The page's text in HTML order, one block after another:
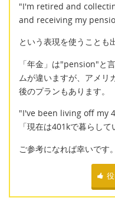
"I'm retired and
and receiving my
という表現を使うことも
「年金」は"pension"と
ムが違いますが、アメ
後のプランもあります。
"I've been living off my
「現在は401kで暮らして
ご参考になれば幸いです。